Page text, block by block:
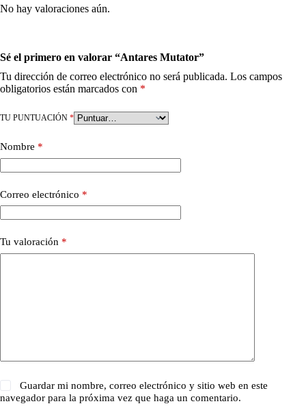
No hay valoraciones aún.
Sé el primero en valorar “Antares Mutator”
Tu dirección de correo electrónico no será publicada. Los campos
obligatorios están marcados con *
TU PUNTUACIÓN *
Nombre *
Correo electrónico *
Tu valoración *
Guardar mi nombre, correo electrónico y sitio web en este
navegador para la próxima vez que haga un comentario.